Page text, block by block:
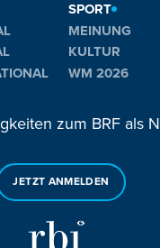
SPORT
MEINUNG
KULTUR
WM 2026
zum BRF als
JETZT ANMELDEN